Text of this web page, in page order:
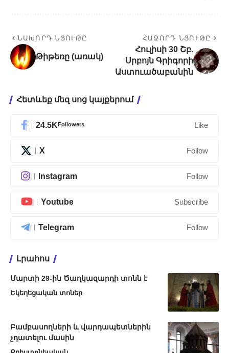
ՆԱԽՈՐԴ ՆՅՈՒԹԸ
Թիթեռը (առակ)
ՀԱՋՈՐԴ ՆՅՈՒԹԸ
Հուլիսի 30 Շբ.
Սրբոյն Գրիգորի
Աստուածաբանին
Հետևեք մեզ սոց կայքերում
24.5KFollowers Like
X Follow
Instagram Follow
Youtube Subscribe
Telegram Follow
Լրահոս
Մարտի 29-ին Ծաղկազարդի տոնն է
Եկեղեցական տոներ
Բամբասողների և վարդապետներին
չդատելու մասին